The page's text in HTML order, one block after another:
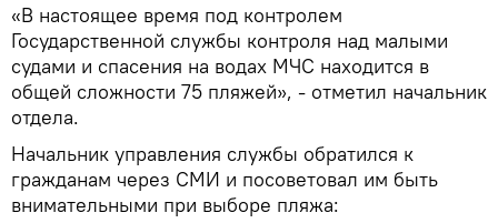
«В настоящее время под контролем
Государственной службы контроля над малыми
судами и спасения на водах МЧС находится в
общей сложности 75 пляжей», - отметил начальник
отдела.
Начальник управления службы обратился к
гражданам через СМИ и посоветовал им быть
внимательными при выборе пляжа: